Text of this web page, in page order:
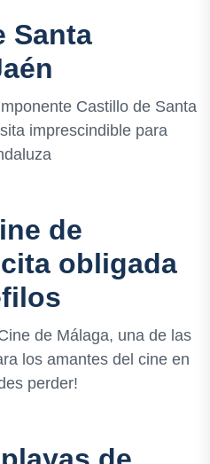
Santa
Castillo de Santa
imprescindible para
de
obligada
de Málaga, una de las
los amantes del cine en
perder!